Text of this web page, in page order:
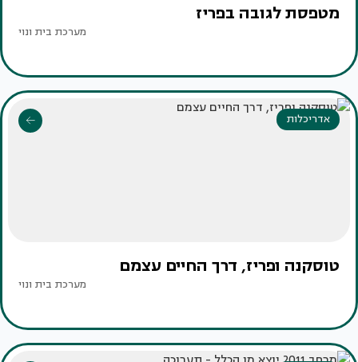
מטפסת לגובה בפריז
מערכת בית ונוי
אדריכלות
טוסקנה ופריז, דרך החיים עצמם
מערכת בית ונוי